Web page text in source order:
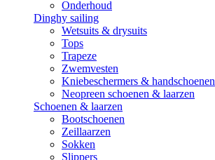
Onderhoud
Dinghy sailing
Wetsuits & drysuits
Tops
Trapeze
Zwemvesten
Kniebeschermers & handschoenen
Neopreen schoenen & laarzen
Schoenen & laarzen
Bootschoenen
Zeillaarzen
Sokken
Slippers